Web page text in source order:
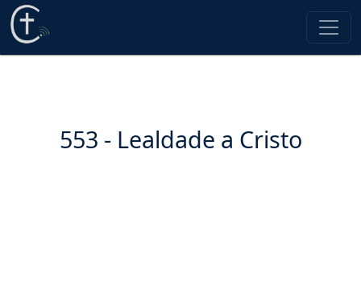
553 - Lealdade a Cristo